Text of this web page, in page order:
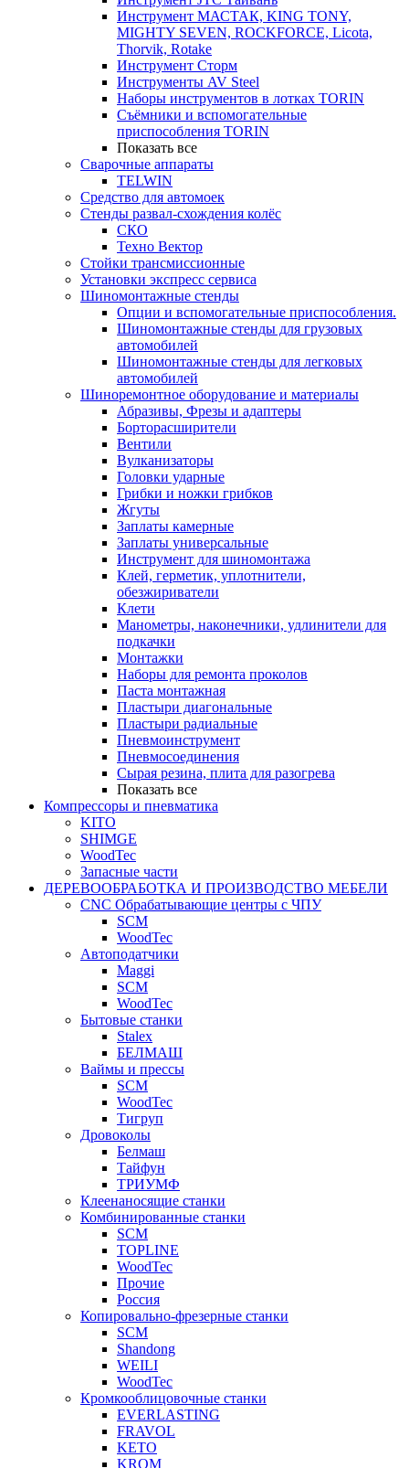
Инструмент МАСТАК, KING TONY,
MIGHTY SEVEN, ROCKFORCE, Licota,
Thorvik, Rotake
Инструмент Сторм
Инструменты AV Steel
Наборы инструментов в лотках TORIN
Съёмники и вспомогательные
приспособления TORIN
Показать все
Сварочные аппараты
TELWIN
Средство для автомоек
Стенды развал-схождения колёс
СКО
Техно Вектор
Стойки трансмиссионные
Установки экспресс сервиса
Шиномонтажные стенды
Опции и вспомогательные приспособления.
Шиномонтажные стенды для грузовых
автомобилей
Шиномонтажные стенды для легковых
автомобилей
Шиноремонтное оборудование и материалы
Абразивы, Фрезы и адаптеры
Борторасширители
Вентили
Вулканизаторы
Головки ударные
Грибки и ножки грибков
Жгуты
Заплаты камерные
Заплаты универсальные
Инструмент для шиномонтажа
Клей, герметик, уплотнители,
обезжириватели
Клети
Манометры, наконечники, удлинители для
подкачки
Монтажки
Наборы для ремонта проколов
Паста монтажная
Пластыри диагональные
Пластыри радиальные
Пневмоинструмент
Пневмосоединения
Сырая резина, плита для разогрева
Показать все
Компрессоры и пневматика
KITO
SHIMGE
WoodTec
Запасные части
ДЕРЕВООБРАБОТКА И ПРОИЗВОДСТВО МЕБЕЛИ
CNC Обрабатывающие центры с ЧПУ
SCM
WoodTec
Автоподатчики
Maggi
SCM
WoodTec
Бытовые станки
Stalex
БЕЛМАШ
Ваймы и прессы
SCM
WoodTec
Тигруп
Дровоколы
Белмаш
Тайфун
ТРИУМФ
Клеенаносящие станки
Комбинированные станки
SCM
TOPLINE
WoodTec
Прочие
Россия
Копировально-фрезерные станки
SCM
Shandong
WEILI
WoodTec
Кромкооблицовочные станки
EVERLASTING
FRAVOL
KETO
KROM